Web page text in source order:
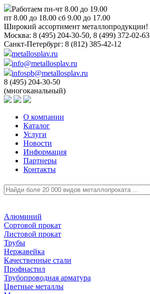
Работаем пн-чт 8.00 до 19.00
пт 8.00 до 18.00 сб 9.00 до 17.00
Широкий ассортимент металлопродукции!
Москва: 8 (495) 204-30-50, 8 (499) 372-02-63
Санкт-Петербург: 8 (812) 385-42-12
metallosplav.ru
info@metallosplav.ru
infospb@metallosplav.ru
8 (495) 204-30-50
(многоканальный)
О компании
Каталог
Услуги
Новости
Информация
Партнеры
Контакты
Алюминий
Сортовой прокат
Листовой прокат
Трубы
Нержавейка
Качественные стали
Профнастил
Трубопроводная арматура
Цветные металлы